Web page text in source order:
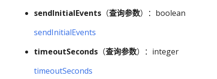
sendInitialEvents （查询参数）：boolean
sendInitialEvents
timeoutSeconds （查询参数）：integer
timeoutSeconds